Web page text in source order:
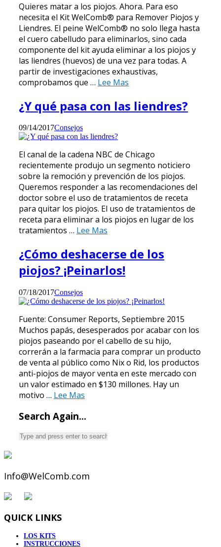
Quieres matar a los piojos. Ahora. Para eso
necesita el Kit WelComb® para Remover Piojos y
Liendres. El peine WelComb® no solo llega hasta
el cuero cabelludo para eliminarlos, sino cada
componente del kit ayuda eliminar a los piojos y
las liendres (huevos) de una vez para todas. A
partir de investigaciones exhaustivas,
comprobamos que … Lee Mas
¿Y qué pasa con las liendres?
09/14/2017Consejos
El canal de la cadena NBC de Chicago
recientemente produjo un segmento noticiero
sobre la remoción y prevención de los piojos.
Queremos responder a las recomendaciones del
doctor sobre el uso de tratamientos de receta
para quitar los piojos. El uso de tratamientos de
receta para eliminar a los piojos en lugar de los
tratamientos … Lee Mas
¿Cómo deshacerse de los
piojos? ¡Peinarlos!
07/18/2017Consejos
Fuente: Consumer Reports, Septiembre 2015
Muchos papás, desesperados por acabar con los
piojos paseando por el cabello de su hijo,
correrán a la farmacia para comprar un producto
de venta al público como Nix o Rid, los productos
anti-piojos de mayor venta en este mercado con
un valor estimado en $130 millones. Hay un
motivo … Lee Mas
Search Again…
Info@WelComb.com
QUICK LINKS
LOS KITS
INSTRUCCIONES